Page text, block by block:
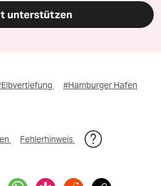
unterstützen
#Hamburger Hafen
Fehlerhinweis